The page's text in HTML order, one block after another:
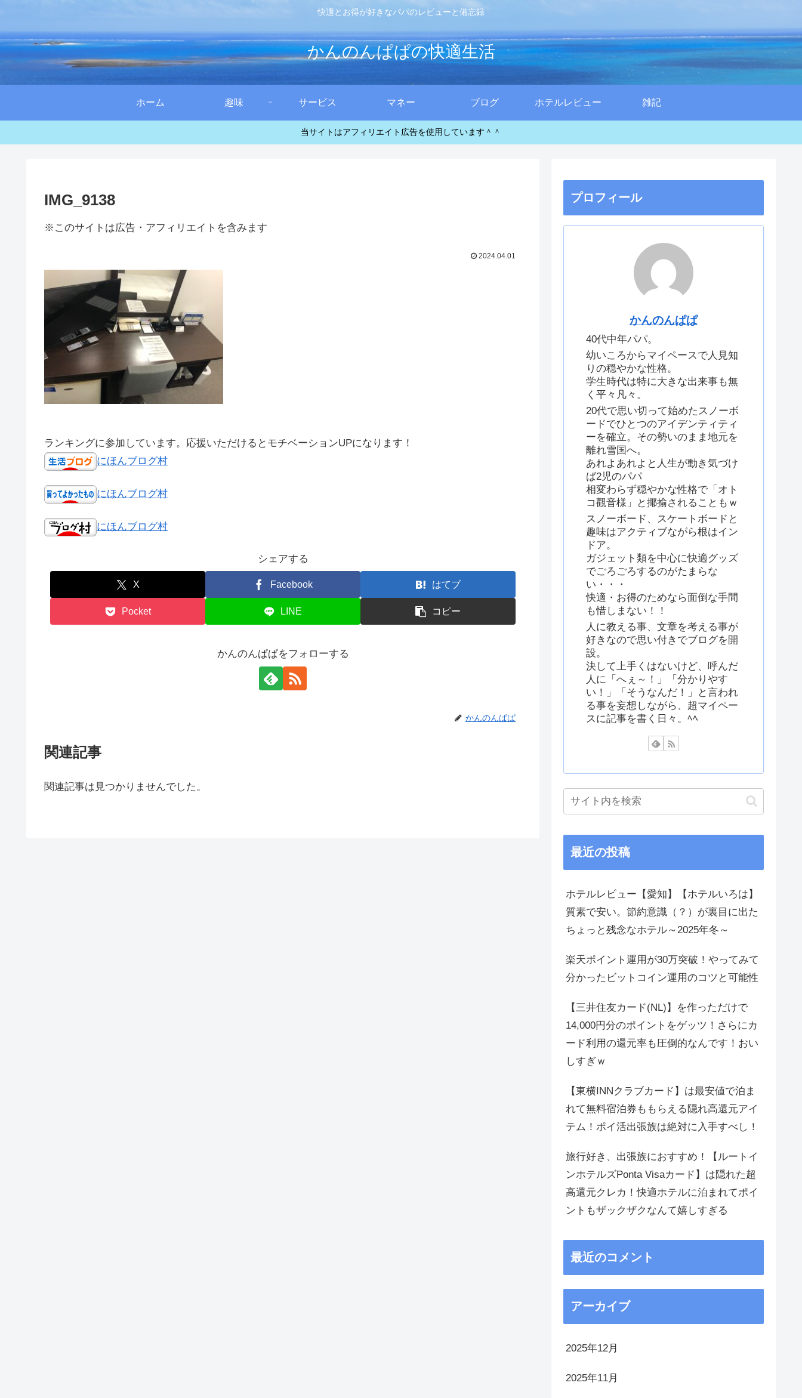
快適とお得が好きなパパのレビューと備忘録
かんのんぱぱの快適生活
ホーム 趣味 サービス マネー ブログ ホテルレビュー 雑記
当サイトはアフィリエイト広告を使用しています＾＾
IMG_9138
※このサイトは広告・アフィリエイトを含みます
2024.04.01
ランキングに参加しています。応援いただけるとモチベーションUPになります！
にほんブログ村
にほんブログ村
にほんブログ村
シェアする
X Facebook はてブ
Pocket LINE コピー
かんのんぱぱをフォローする
かんのんぱぱ
関連記事
関連記事は見つかりませんでした。
プロフィール
かんのんぱぱ
40代中年パパ。
幼いころからマイペースで人見知
りの穏やかな性格。
学生時代は特に大きな出来事も無
く平々凡々。
20代で思い切って始めたスノーボ
ードでひとつのアイデンティティ
ーを確立。その勢いのまま地元を
離れ雪国へ。
あれよあれよと人生が動き気づけ
ば2児のパパ
相変わらず穏やかな性格で「オト
コ觀音様」と揶揄されることもｗ
スノーボード、スケートボードと
趣味はアクティブながら根はイン
ドア。
ガジェット類を中心に快適グッズ
でごろごろするのがたまらな
い・・・
快適・お得のためなら面倒な手間
も惜しまない！！
人に教える事、文章を考える事が
好きなので思い付きでブログを開
設。
決して上手くはないけど、呼んだ
人に「へぇ～！」「分かりやす
い！」「そうなんだ！」と言われ
る事を妄想しながら、超マイペー
スに記事を書く日々。ﾍﾍ
最近の投稿
ホテルレビュー【愛知】【ホテルいろは】
質素で安い。節約意識（？）が裏目に出た
ちょっと残念なホテル～2025年冬～
楽天ポイント運用が30万突破！やってみて
分かったビットコイン運用のコツと可能性
【三井住友カード(NL)】を作っただけで
14,000円分のポイントをゲッツ！さらにカ
ード利用の還元率も圧倒的なんです！おい
しすぎｗ
【東横INNクラブカード】は最安値で泊ま
れて無料宿泊券ももらえる隠れ高還元アイ
テム！ポイ活出張族は絶対に入手すべし！
旅行好き、出張族におすすめ！【ルートイ
ンホテルズPonta Visaカード】は隠れた超
高還元クレカ！快適ホテルに泊まれてポイ
ントもザックザクなんて嬉しすぎる
最近のコメント
アーカイブ
2025年12月
2025年11月